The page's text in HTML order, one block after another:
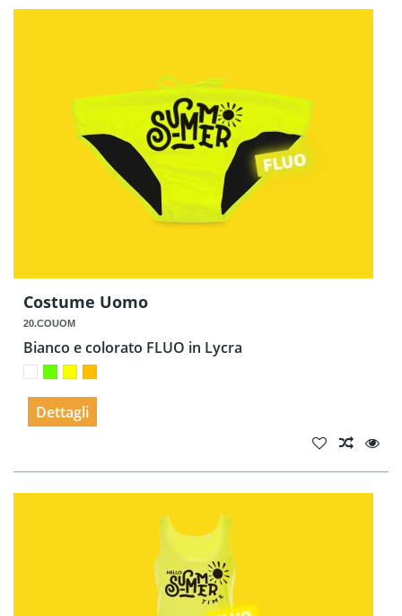
Costume Uomo
20.COUOM
Bianco e colorato FLUO in Lycra
Dettagli